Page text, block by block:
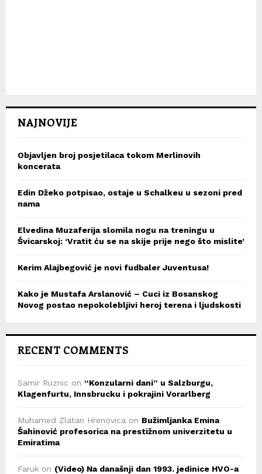
NAJNOVIJE
Objavljen broj posjetilaca tokom Merlinovih
koncerata
Edin Džeko potpisao, ostaje u Schalkeu u sezoni pred
nama
Elvedina Muzaferija slomila nogu na treningu u
Švicarskoj: ‘Vratit ću se na skije prije nego što mislite’
Kerim Alajbegović je novi fudbaler Juventusa!
Kako je Mustafa Arslanović – Cuci iz Bosanskog
Novog postao nepokolebljivi heroj terena i ljudskosti
RECENT COMMENTS
Samir Ruznic on “Konzularni dani” u Salzburgu,
Klagenfurtu, Innsbrucku i pokrajini Vorarlberg
Muhamed Zlatan Hrenovica on Bužimljanka Emina
Šahinović profesorica na prestižnom univerzitetu u
Emiratima
Faruk on (Video) Na današnji dan 1993. jedinice HVO-a